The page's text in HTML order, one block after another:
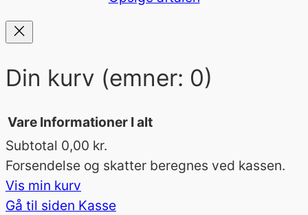
Din kurv (emner: 0)
Varer
i
Vare Informationer I alt
Subtotal 0,00 kr.
Forsendelse og skatter beregnes ved kassen.
Vis min kurv
Gå til siden Kasse